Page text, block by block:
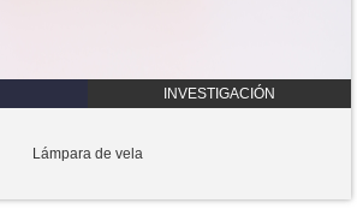
INVESTIGACIÓN
Lámpara de vela